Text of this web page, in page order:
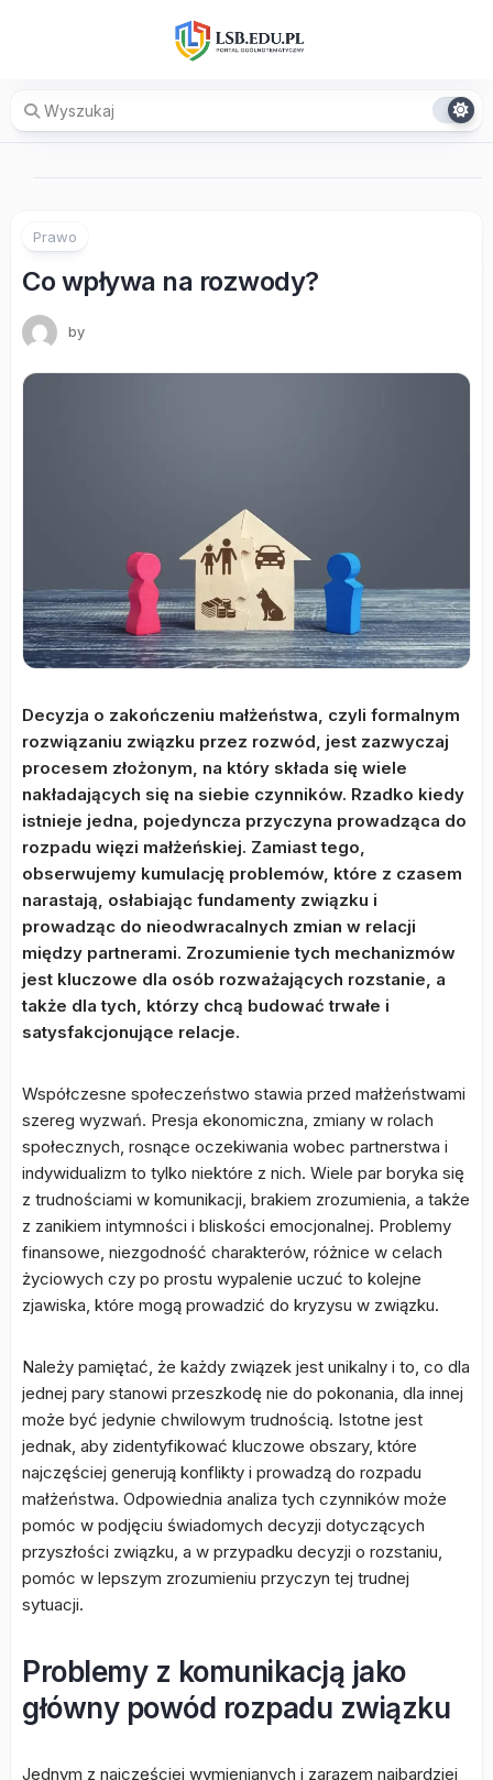
Prawo
Co wpływa na rozwody?
by
Decyzja o zakończeniu małżeństwa, czyli formalnym
rozwiązaniu związku przez rozwód, jest zazwyczaj
procesem złożonym, na który składa się wiele
nakładających się na siebie czynników. Rzadko kiedy
istnieje jedna, pojedyncza przyczyna prowadząca do
rozpadu więzi małżeńskiej. Zamiast tego,
obserwujemy kumulację problemów, które z czasem
narastają, osłabiając fundamenty związku i
prowadząc do nieodwracalnych zmian w relacji
między partnerami. Zrozumienie tych mechanizmów
jest kluczowe dla osób rozważających rozstanie, a
także dla tych, którzy chcą budować trwałe i
satysfakcjonujące relacje.
Współczesne społeczeństwo stawia przed małżeństwami
szereg wyzwań. Presja ekonomiczna, zmiany w rolach
społecznych, rosnące oczekiwania wobec partnerstwa i
indywidualizm to tylko niektóre z nich. Wiele par boryka się
z trudnościami w komunikacji, brakiem zrozumienia, a także
z zanikiem intymności i bliskości emocjonalnej. Problemy
finansowe, niezgodność charakterów, różnice w celach
życiowych czy po prostu wypalenie uczuć to kolejne
zjawiska, które mogą prowadzić do kryzysu w związku.
Należy pamiętać, że każdy związek jest unikalny i to, co dla
jednej pary stanowi przeszkodę nie do pokonania, dla innej
może być jedynie chwilowym trudnością. Istotne jest
jednak, aby zidentyfikować kluczowe obszary, które
najczęściej generują konflikty i prowadzą do rozpadu
małżeństwa. Odpowiednia analiza tych czynników może
pomóc w podjęciu świadomych decyzji dotyczących
przyszłości związku, a w przypadku decyzji o rozstaniu,
pomóc w lepszym zrozumieniu przyczyn tej trudnej
sytuacji.
Problemy z komunikacją jako
główny powód rozpadu związku
Jednym z najczęściej wymienianych i zarazem najbardziej